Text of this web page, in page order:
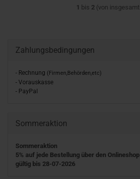
1 bis 2 (von insgesamt
Zahlungsbedingungen
- Rechnung (Firmen,Behörden,etc)
- Vorauskasse
- PayPal
Sommeraktion
Sommeraktion
5% auf jede Bestellung über den Onlineshop
gültig bis 28-07-2026